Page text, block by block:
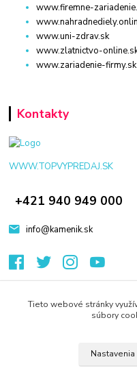
www.firemne-
www.uni-zdrav.sk
www.zlatnictvo-
www.zariadenie-firmy.sk
Kontakty
WWW.TOPVYPREDAJ.SK
+421 940 949 000
info@kamenik.sk
Tieto webové stránky
súbory
Nastavenia